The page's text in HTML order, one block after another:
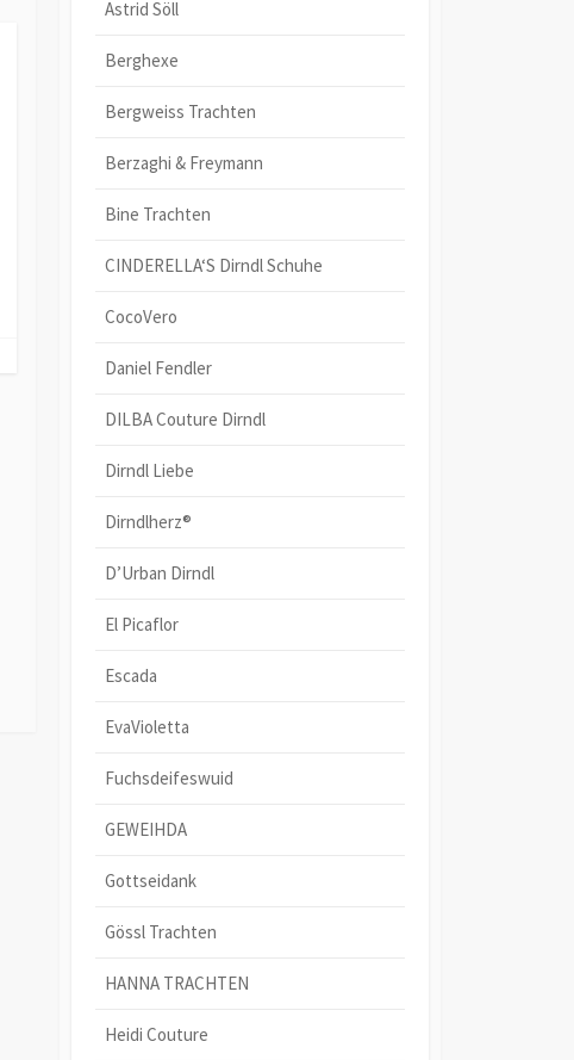
Astrid Söll
Berghexe
Bergweiss Trachten
Berzaghi & Freymann
Bine Trachten
CINDERELLA‘S Dirndl Schuhe
CocoVero
Daniel Fendler
DILBA Couture Dirndl
Dirndl Liebe
Dirndlherz®
D’Urban Dirndl
El Picaflor
Escada
EvaVioletta
Fuchsdeifeswuid
GEWEIHDA
Gottseidank
Gössl Trachten
HANNA TRACHTEN
Heidi Couture